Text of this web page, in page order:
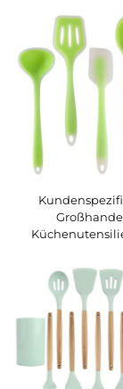
Kochutensilien
Suppen-
Schaufel sowie